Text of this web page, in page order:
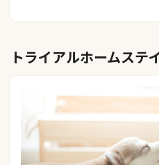
トライアルホームステ